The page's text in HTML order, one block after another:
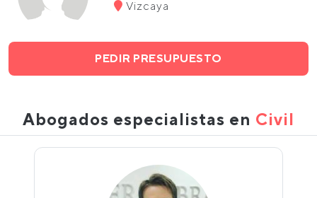
Vizcaya
PEDIR PRESUPUESTO
Abogados especialistas en Civil